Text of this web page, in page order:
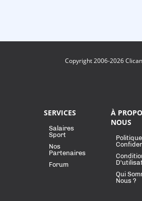
Copyright 2006-2026
SERVICES
Salaires
Sport
Nos
Partenaires
Forum
À
NOUS
Qui
Nous ?